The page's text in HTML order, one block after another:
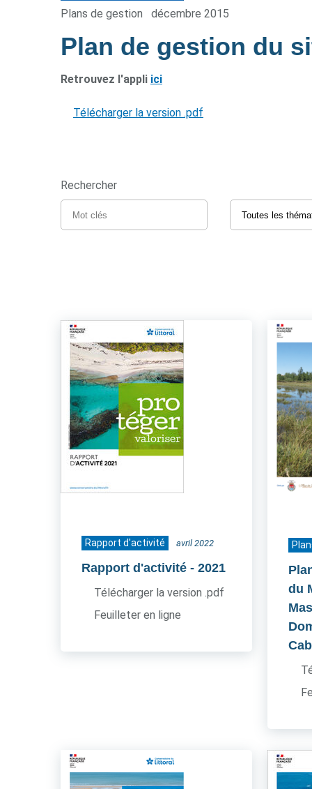
Plans de gestion décembre 2015
Plan de gestion du
Retrouvez l'appli ici
Télécharger la version .pdf
Rechercher
Rapport d'activité avril 2022
Rapport d'activité - 2021
Télécharger la version .pdf
Feuilleter en ligne
du